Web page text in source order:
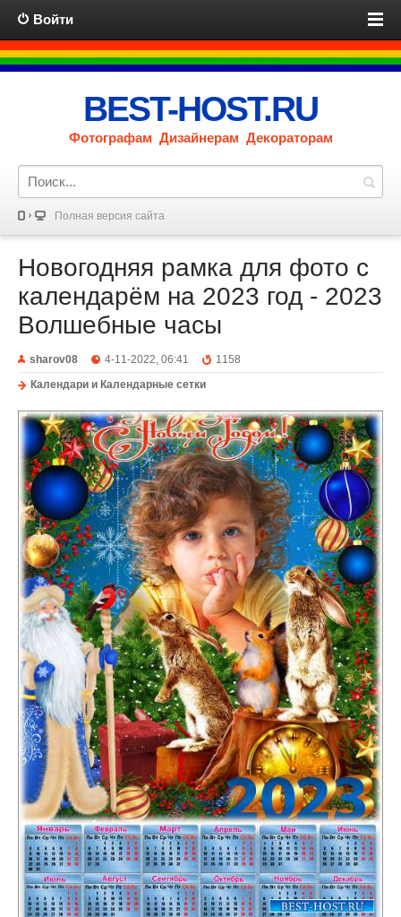
Войти
BEST-HOST.RU
Фотографам Дизайнерам Декораторам
Полная версия сайта
Новогодняя рамка для фото с
календарём на 2023 год - 2023
Волшебные часы
sharov08 4-11-2022, 06:41
1158
Календари и Календарные сетки